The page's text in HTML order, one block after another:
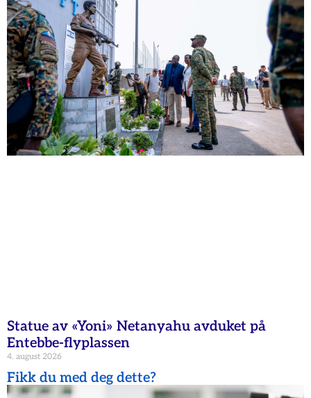
Statue av «Yoni» Netanyahu avduket på
Entebbe-flyplassen
4. august 2026
Fikk du med deg dette?